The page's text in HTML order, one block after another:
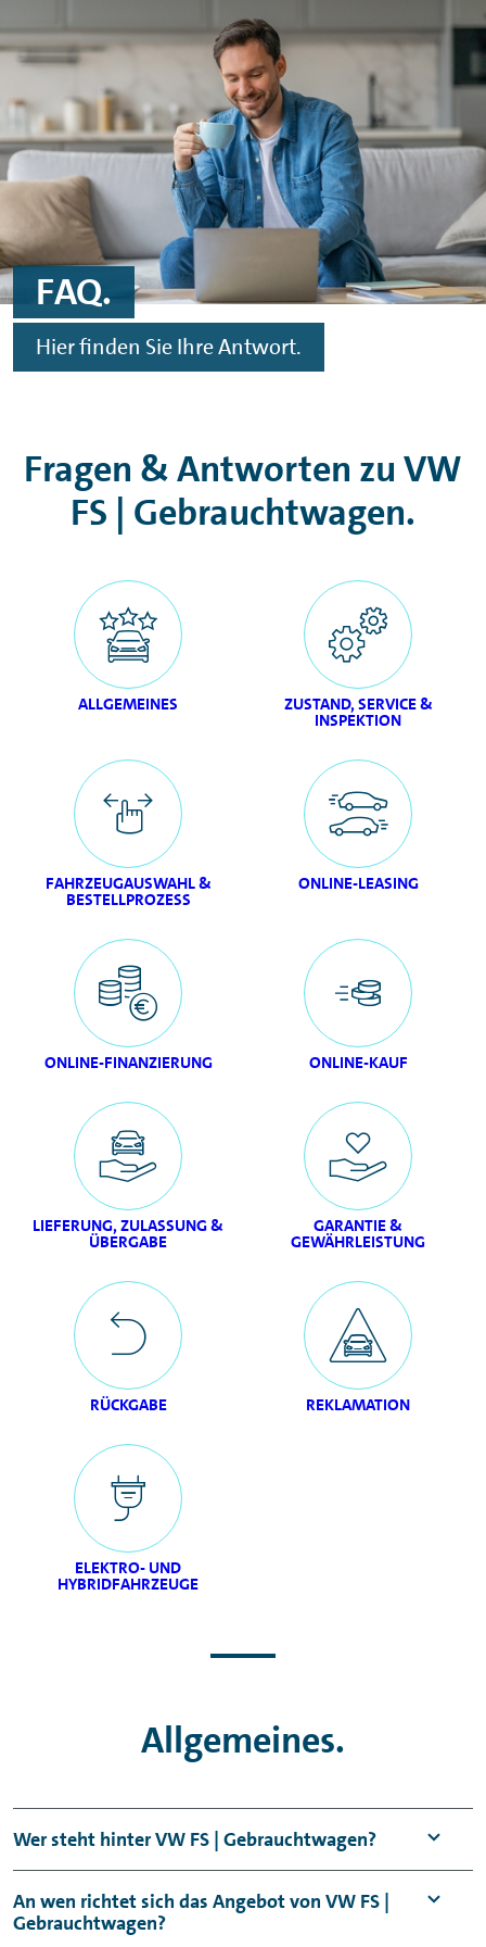
Zum Hauptinhalt springen
Zur Fußnote springen
FAQ.
Hier finden Sie Ihre Antwort.
Fragen & Antworten zu VW
FS | Gebrauchtwagen.
ALLGEMEINES ZUSTAND, SERVICE &
INSPEKTION
FAHRZEUGAUSWAHL &
BESTELLPROZESS
ONLINE-LEASING
ONLINE-FINANZIERUNG ONLINE-KAUF
LIEFERUNG, ZULASSUNG &
ÜBERGABE
GARANTIE &
GEWÄHRLEISTUNG
RÜCKGABE REKLAMATION
ELEKTRO- UND
HYBRIDFAHRZEUGE
Allgemeines.
Wer steht hinter VW FS | Gebrauchtwagen?
VW FS | Gebrauchtwagen ist ein Angebot der
Vehicle Trading International (VTI) GmbH. Die
An wen richtet sich das Angebot von VW FS |
Gebrauchtwagen?